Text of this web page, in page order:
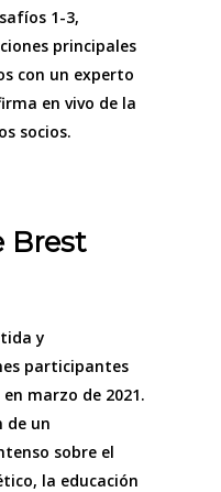
1-3,
principales
con un experto
en vivo de la
socios.
Brest
y
participantes
en marzo de 2021.
de un
sobre el
la educación